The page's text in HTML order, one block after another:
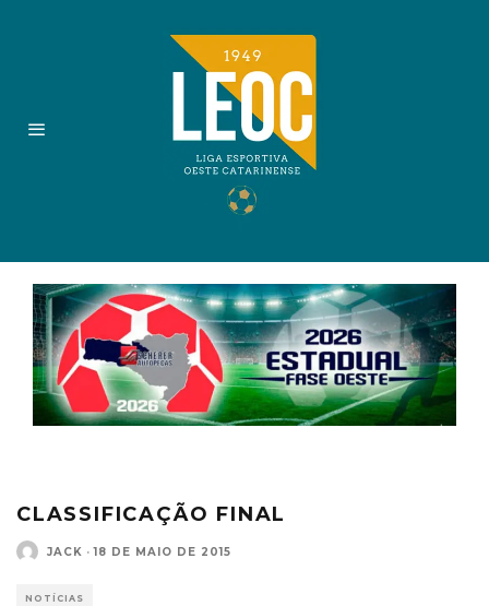
CLASSIFICAÇÃO FINAL
JACK · 18 DE MAIO DE 2015
NOTÍCIAS